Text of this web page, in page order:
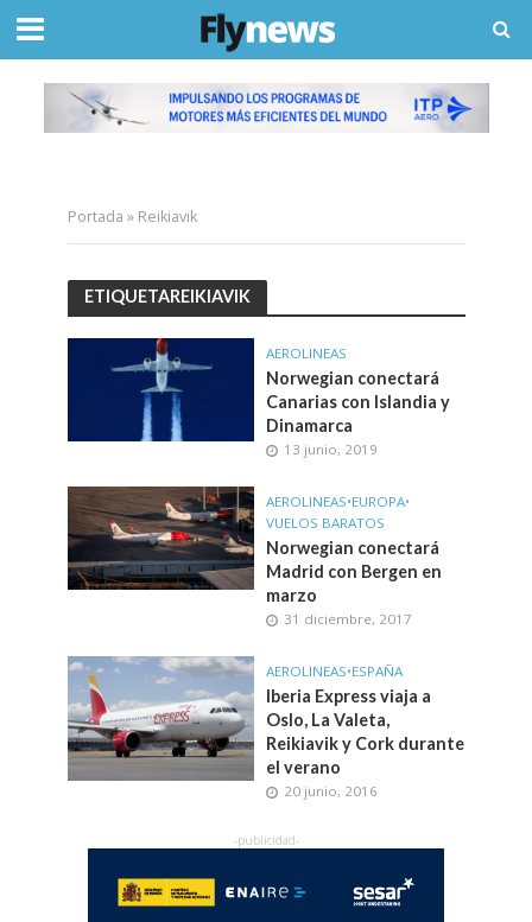
Portada » Reikiavik
ETIQUETAREIKIAVIK
AEROLINEAS
Norwegian conectará
Canarias con Islandia y
Dinamarca
13 junio, 2019
AEROLINEAS•EUROPA•
VUELOS BARATOS
Norwegian conectará
Madrid con Bergen en
marzo
31 diciembre, 2017
AEROLINEAS•ESPAÑA
Iberia Express viaja a
Oslo, La Valeta,
Reikiavik y Cork durante
el verano
20 junio, 2016